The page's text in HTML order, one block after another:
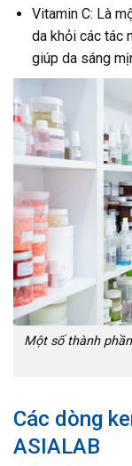
Vitamin C: Là
da khỏi các tác
giúp da sáng
Một số thành
Các dòng
ASIALAB